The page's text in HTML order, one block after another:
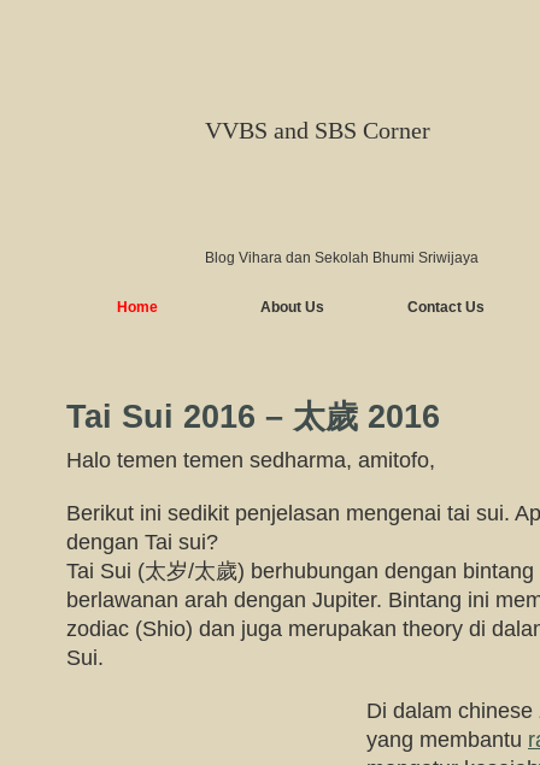
VVBS and SBS Corner
Blog Vihara dan Sekolah Bhumi Sriwijaya
Home About Us Contact Us
Tai Sui 2016 – 太歲 2016
Halo temen temen sedharma, amitofo,
Berikut ini sedikit penjelasan mengenai tai sui.
dengan Tai sui?
Tai Sui (太岁/太歲) berhubungan dengan
berlawanan arah dengan Jupiter. Bintang ini
zodiac (Shio) dan juga merupakan theory di
Sui.
Di dalam
yang membantu